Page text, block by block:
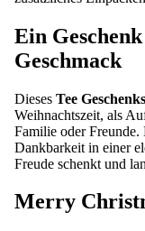
Ein
Geschmack
Dieses Tee
Weihnachtszeit, als
Familie oder Freunde.
Dankbarkeit in einer
Freude schenkt und
Merry